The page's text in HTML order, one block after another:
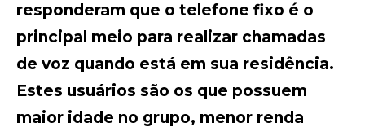
responderam que o telefone fixo é o
principal meio para realizar chamadas
de voz quando está em sua residência.
Estes usuários são os que possuem
maior idade no grupo, menor renda